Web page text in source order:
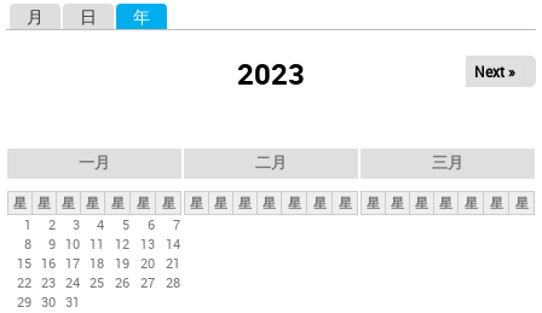
月 日 年
2023 Next »
一月
星 星 星 星 星 星
星
1
2 3 4 5 6
7
8
9 10 11 12 13
14
15 16 17 18 19 20 21
22 23 24 25 26 27 28
29 30 31
二月
星 星 星 星 星 星 星
三月
星 星 星 星 星 星 星